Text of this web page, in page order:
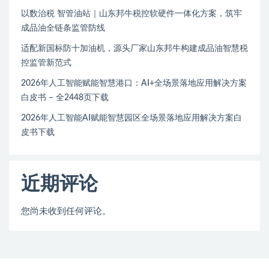
以数治税 智管油站｜山东邦牛税控软硬件一体化方案，筑牢
成品油全链条监管防线
适配新国标防十加油机，源头厂家山东邦牛构建成品油智慧税
控监管新范式
2026年人工智能赋能智慧港口：AI+全场景落地应用解决方案
白皮书 – 全2448页下载
2026年人工智能AI赋能智慧园区全场景落地应用解决方案白
皮书下载
近期评论
您尚未收到任何评论。